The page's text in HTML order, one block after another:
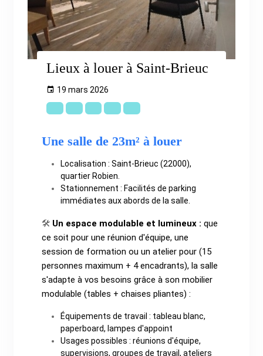
Lieux à louer à Saint-Brieuc
19 mars 2026
Une salle de 23m² à louer
Localisation : Saint-Brieuc (22000),
quartier Robien.
Stationnement : Facilités de parking
immédiates aux abords de la salle.
🛠️ Un espace modulable et lumineux : que
ce soit pour une réunion d'équipe, une
session de formation ou un atelier pour (15
personnes maximum + 4 encadrants), la salle
s'adapte à vos besoins grâce à son mobilier
modulable (tables + chaises pliantes) :
Équipements de travail : tableau blanc,
paperboard, lampes d'appoint
Usages possibles : réunions d'équipe,
supervisions, groupes de travail, ateliers